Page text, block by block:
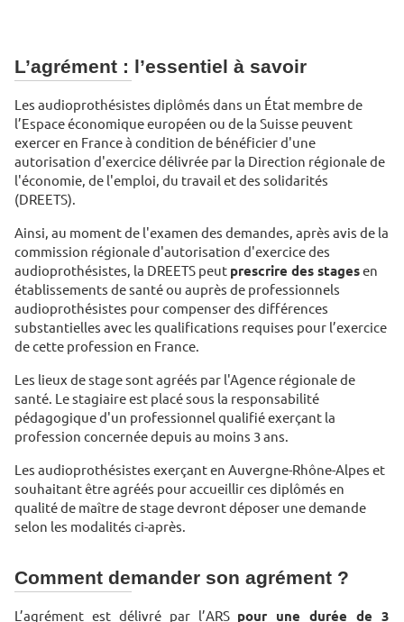
L’agrément : l’essentiel à savoir
Les audioprothésistes diplômés dans un État membre de
l’Espace économique européen ou de la Suisse peuvent
exercer en France à condition de bénéficier d'une
autorisation d'exercice délivrée par la Direction régionale de
l'économie, de l'emploi, du travail et des solidarités
(DREETS).
Ainsi, au moment de l'examen des demandes, après avis de la
commission régionale d'autorisation d'exercice des
audioprothésistes, la DREETS peut prescrire des stagesen
établissements de santé ou auprès de professionnels
audioprothésistes pour compenser des différences
substantielles avec les qualifications requises pour l’exercice
de cette profession en France.
Les lieux de stage sont agréés par l'Agence régionale de
santé. Le stagiaire est placé sous la responsabilité
pédagogique d'un professionnel qualifié exerçant la
profession concernée depuis au moins 3 ans.
Les audioprothésistes exerçant en Auvergne-Rhône-Alpes et
souhaitant être agréés pour accueillir ces diplômés en
qualité de maître de stage devront déposer une demande
selon les modalités ci-après.
Comment demander son agrément ?
L’agrément est délivré par l’ARS pour une durée de 3